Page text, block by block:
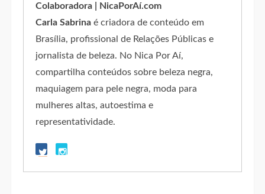
Colaboradora | NicaPorAí.com
Carla Sabrinaé criadora de conteúdo em
Brasília, profissional de Relações Públicas e
jornalista de beleza. No Nica Por Aí,
compartilha conteúdos sobre beleza negra,
maquiagem para pele negra, moda para
mulheres altas, autoestima e
representatividade.